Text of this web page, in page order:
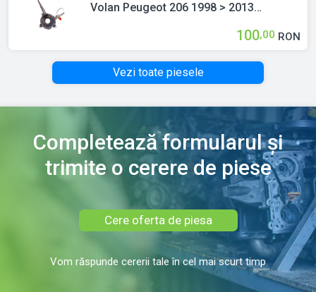
Volan Peugeot 206 1998 > 2013
100,00 RON
Vezi toate piesele
Completează formularul și
trimite o cerere de piese
Cere oferta de piesa
Vom răspunde cererii tale în cel mai scurt timp